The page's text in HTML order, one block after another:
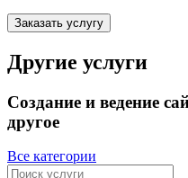
Заказать услугу
Другие услуги
Создание и ведение
другое
Все категории